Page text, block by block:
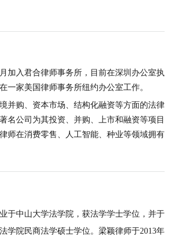
加入君合律师事务所，目前在深圳办公室执
一家美国律师事务所纽约办公室工作。
并购、资本市场、结构化融资等方面的法律
名公司为其投资、并购、上市和融资等项目
师在消费零售、人工智能、种业等领域拥有
于中山大学法学院，获法学学士学位，并于
学院民商法学硕士学位。梁颖律师于2013年